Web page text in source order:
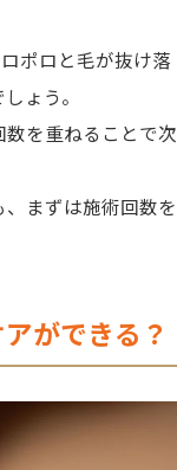
ポロと毛が抜け落
ょう。
を重ねることで次
まずは施術回数を
ができる？